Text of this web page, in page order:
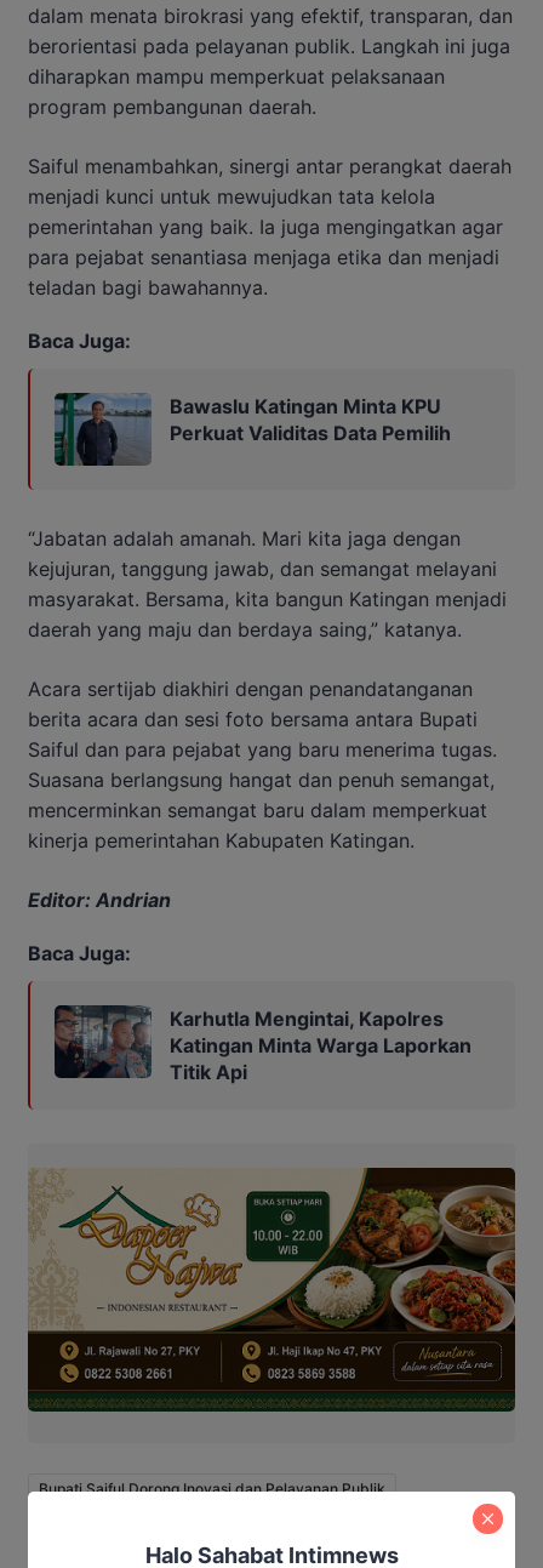
dalam menata birokrasi yang efektif, transparan, dan
berorientasi pada pelayanan publik. Langkah ini juga
diharapkan mampu memperkuat pelaksanaan
program pembangunan daerah.
Saiful menambahkan, sinergi antar perangkat daerah
menjadi kunci untuk mewujudkan tata kelola
pemerintahan yang baik. Ia juga mengingatkan agar
para pejabat senantiasa menjaga etika dan menjadi
teladan bagi bawahannya.
Baca Juga:
Bawaslu Katingan Minta KPU
Perkuat Validitas Data Pemilih
“Jabatan adalah amanah. Mari kita jaga dengan
kejujuran, tanggung jawab, dan semangat melayani
masyarakat. Bersama, kita bangun Katingan menjadi
daerah yang maju dan berdaya saing,” katanya.
Acara sertijab diakhiri dengan penandatanganan
berita acara dan sesi foto bersama antara Bupati
Saiful dan para pejabat yang baru menerima tugas.
Suasana berlangsung hangat dan penuh semangat,
mencerminkan semangat baru dalam memperkuat
kinerja pemerintahan Kabupaten Katingan.
Editor: Andrian
Baca Juga:
Karhutla Mengintai, Kapolres
Katingan Minta Warga Laporkan
Titik Api
Bupati Saiful Dorong Inovasi dan Pelayanan Publik
Halo Sahabat Intimnews